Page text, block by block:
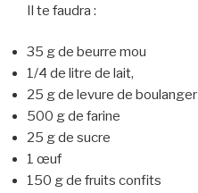
Il te faudra :
35 g de beurre mou
1/4 de litre de lait,
25 g de levure de boulanger
500 g de farine
25 g de sucre
1 œuf
150 g de fruits confits